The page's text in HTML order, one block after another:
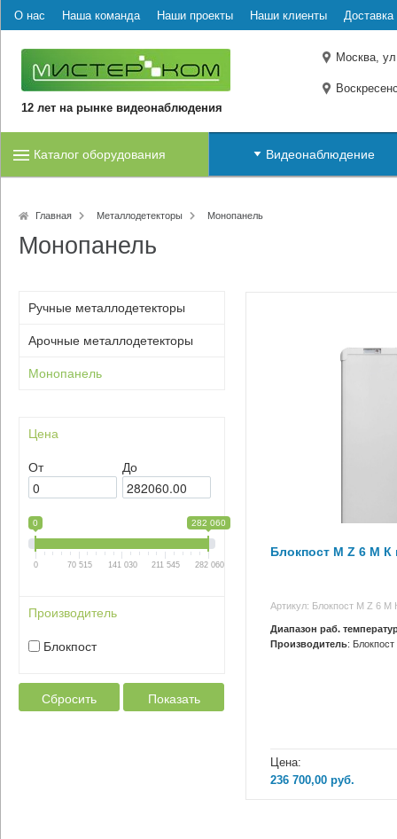
О нас Наша команда Наши проекты Наши клиенты Доставка
12 лет на рынке видеонаблюдения
Москва,
Каталог оборудования Видеонаблюдение
Главная Металлодетекторы Монопанель
Монопанель
Ручные металлодетекторы
Арочные металлодетекторы
Монопанель
Цена
От До
0 282 060
0 70 515 141 030 211 545 282 060
Производитель
Блокпост
Сбросить Показать
Блокпост M Z 6 М К
Артикул: Блокпост M Z 6 М
Диапазон раб.
Производитель: Блокпост
Цена:
236 700,00 руб.